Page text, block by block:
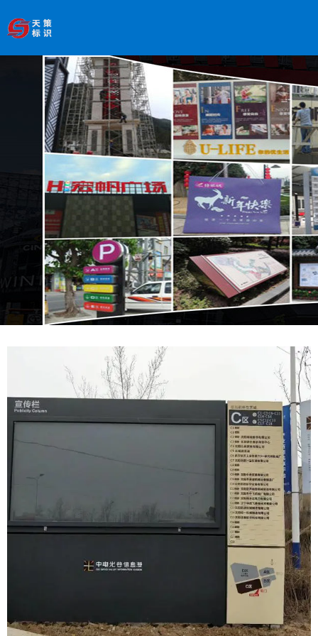
欢迎访问南京天策标识有限公司官网
医院、银行、政府、房地产、企事业单位、景区等基础建设
领域
全国服务热线 18066033339